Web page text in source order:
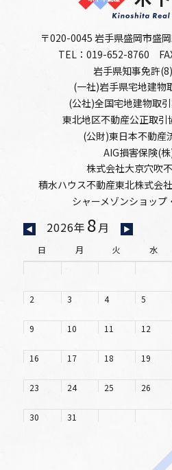
〒020-0045 岩手県盛岡市盛
TEL：019-652-8760
岩手県知事免許
(一社)岩手県宅地建物
(公社)全国宅地建物取
東北地区不動産公正取引
(公財)東日本不動産
AIG損害保険(
株式会社大京穴吹
積水ハウス不動産東北株式会
シャーメゾンショップ
◀ 2026年 8 月 ▶
日 月 火 水
2 3 4 5
9 10 11 12
16 17 18 19
23 24 25 26
30 31